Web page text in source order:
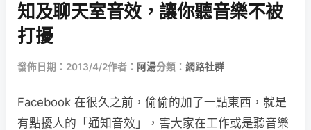
知及聊天室音效，讓你聽音樂不被
打擾
發佈日期：2013/4/2作者： 阿湯分類： 網路社群
Facebook 在很久之前，偷偷的加了一點東西，就是
有點擾人的「通知音效」，害大家在工作或是聽音樂